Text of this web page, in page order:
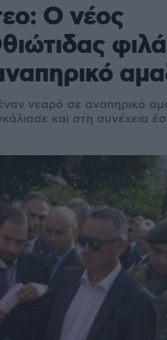
Ο νέος
νεαρό σε αναπηρικό
και στη συνέχεια